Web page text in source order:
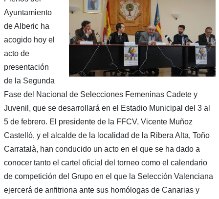
Ayuntamiento
de Alberic ha
acogido hoy el
acto de
presentación
de la Segunda
Fase del Nacional de Selecciones Femeninas Cadete y
Juvenil, que se desarrollará en el Estadio Municipal del 3 al
5 de febrero. El presidente de la FFCV, Vicente Muñoz
Castelló, y el alcalde de la localidad de la Ribera Alta, Toño
Carratalà, han conducido un acto en el que se ha dado a
conocer tanto el cartel oficial del torneo como el calendario
de competición del Grupo en el que la Selección Valenciana
ejercerá de anfitriona ante sus homólogas de Canarias y